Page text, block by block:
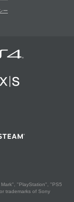
ー
"PlayStation", "PS5
trademarks of Sony